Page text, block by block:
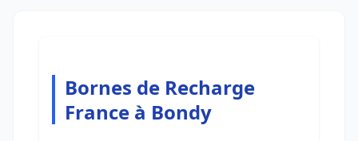
Bornes de Recharge
France à Bondy